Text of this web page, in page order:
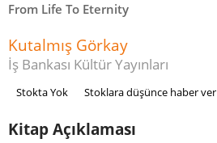
From Life To Eternity
Kutalmış Görkay
İş Bankası Kültür Yayınları
Stokta Yok Stoklara düşünce haber ver
Kitap Açıklaması